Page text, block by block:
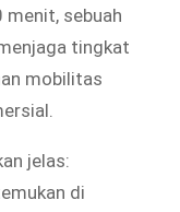
sebuah
tingkat
mobilitas
jelas:
di